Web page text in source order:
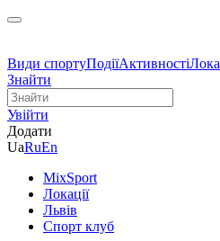
Види спортуПодіїАктивності
Знайти
Увійти
Додати
UaRuEn
MixSport
Локації
Львів
Спорт клуб